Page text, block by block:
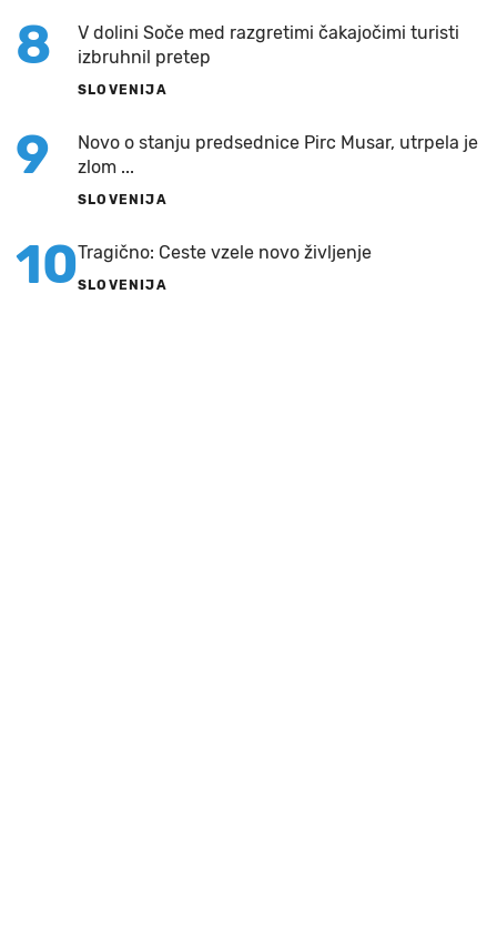
8
V dolini Soče med razgretimi čakajočimi turisti
izbruhnil pretep
SLOVENIJA
9
Novo o stanju predsednice Pirc Musar, utrpela je
zlom ...
SLOVENIJA
10Tragično: Ceste vzele novo življenje
SLOVENIJA